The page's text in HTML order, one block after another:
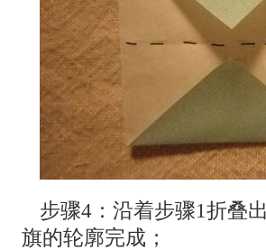
步骤4：沿着步骤1折叠
旗的轮廓完成；